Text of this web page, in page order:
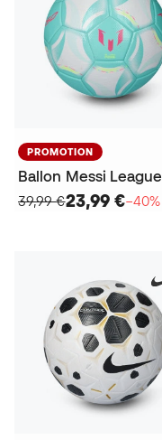
PROMOTION
Ballon Messi League
39,99 €23,99 €−40%